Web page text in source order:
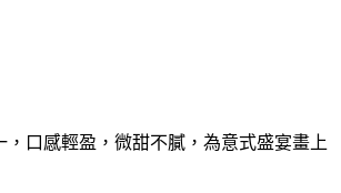
⼝感輕盈，微甜不膩，為意式盛宴畫上